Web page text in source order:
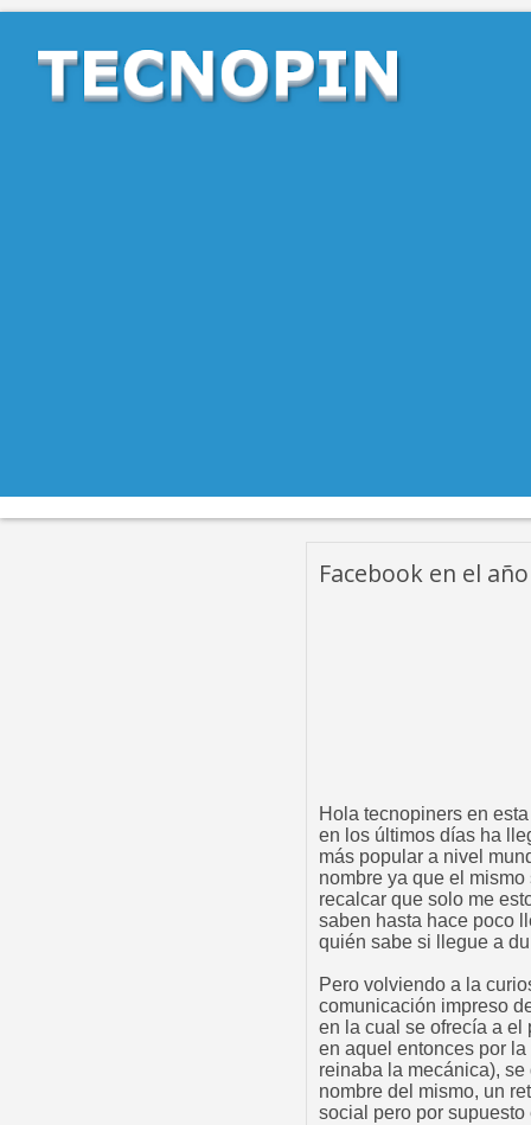
Facebook en el
Hola tecnopiners en
en los últimos días ha
más popular a nivel
nombre ya que el
recalcar que solo me
saben hasta hace poco
quién sabe si llegue a
Pero volviendo a la
comunicación impreso
en la cual se ofrecía a el
en aquel entonces por
reinaba la mecánica),
nombre del mismo, un
social pero por